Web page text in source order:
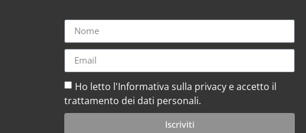
Ho letto l'Informativa sulla privacy e accetto il
trattamento dei dati personali.
Iscriviti